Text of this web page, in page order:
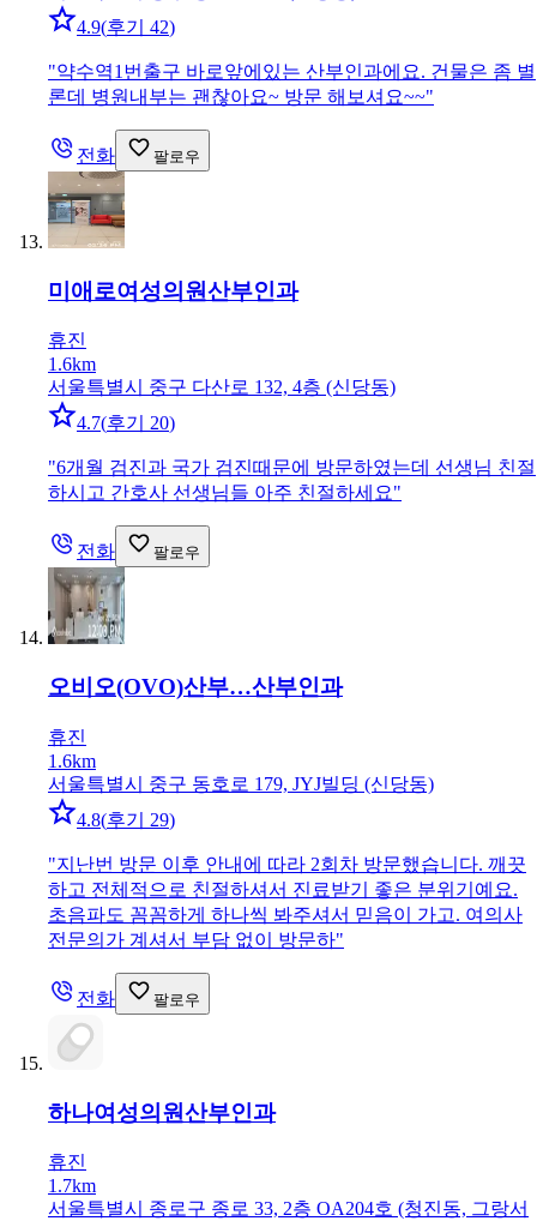
4.9(후기 42)
"약수역1번출구 바로앞에있는 산부인과에요. 건물은 좀 별
론데 병원내부는 괜찮아요~ 방문 해보셔요~~"
전화 팔로우
미애로여성의원산부인과
휴진
1.6km
서울특별시 중구 다산로 132, 4층 (신당동)
4.7(후기 20)
"6개월 검진과 국가 검진때문에 방문하였는데 선생님 친절
하시고 간호사 선생님들 아주 친절하세요"
전화 팔로우
오비오(OVO)산부…산부인과
휴진
1.6km
서울특별시 중구 동호로 179, JYJ빌딩 (신당동)
4.8(후기 29)
"지난번 방문 이후 안내에 따라 2회차 방문했습니다. 깨끗
하고 전체적으로 친절하셔서 진료받기 좋은 분위기예요.
초음파도 꼼꼼하게 하나씩 봐주셔서 믿음이 가고. 여의사
전문의가 계셔서 부담 없이 방문하"
전화 팔로우
하나여성의원산부인과
휴진
1.7km
서울특별시 종로구 종로 33, 2층 OA204호 (청진동, 그랑서